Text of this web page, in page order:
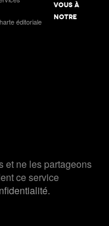
éditoriale
VOUS À
NOTRE
et ne les partageons
ce service